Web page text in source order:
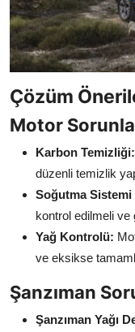
Çözüm
Motor
Karbon Temizliği:
düzenli temizlik
Soğutma Sistemi
kontrol edilmeli ve
Yağ Kontrolü:
ve eksikse
Şanzıman
Şanzıman Yağı